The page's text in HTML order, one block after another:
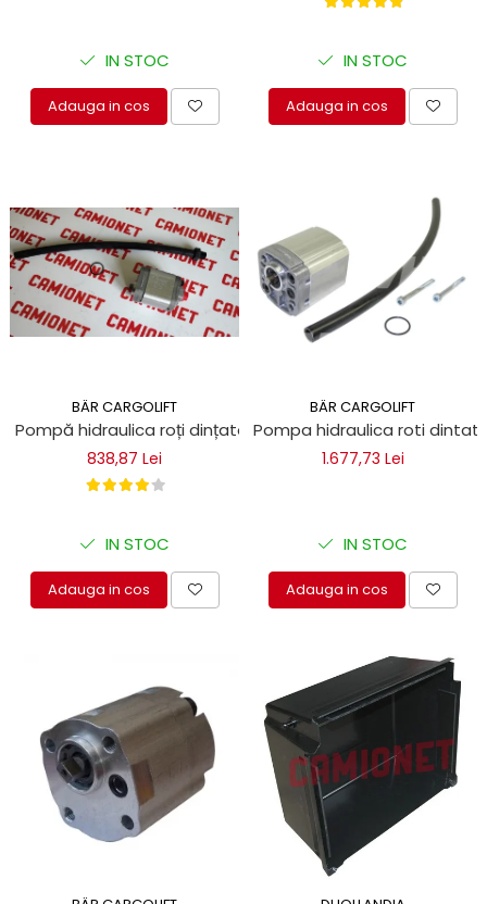
IN STOC
Adauga in cos
IN STOC
Adauga in cos
BÄR CARGOLIFT
Pompă hidraulica roți dințate 0,75 cm Bar Cargolift
838,87 Lei
IN STOC
Adauga in cos
BÄR CARGOLIFT
Pompa hidraulica roti
1.677,73 Lei
IN STOC
Adauga in cos